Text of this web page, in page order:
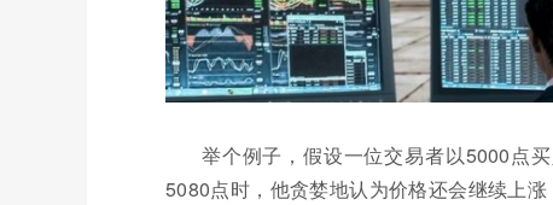
举个例子，假设一位交易者以5000点
5080点时，他贪婪地认为价格还会继续上